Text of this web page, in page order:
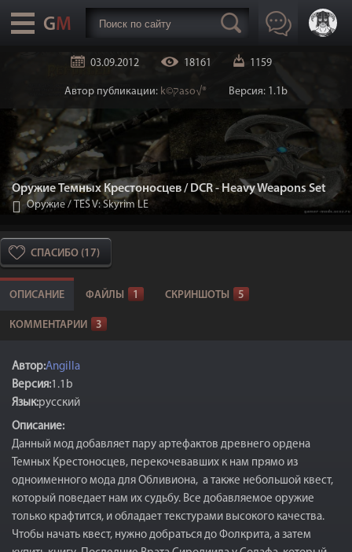
03.09.2012 18161 1159
Автор публикации: k©קaso√® Версия: 1.1b
Оружие Темных Крестоносцев / DCR - Heavy Weapons Set
Оружие/ TES V: Skyrim LE
СПАСИБО (17)
ОПИСАНИЕ ФАЙЛЫ 1 СКРИНШОТЫ 5
КОММЕНТАРИИ 3
Автор:Angilla
Версия:1.1b
Язык:русский
Описание:
Данный мод добавляет пару артефактов древнего ордена
Темных Крестоносцев, перекочевавших к нам прямо из
одноименного мода для Обливиона, а также небольшой квест,
который поведает нам их судьбу. Все добавляемое оружие
только крафтится, и обладает текстурами высокого качества.
Чтобы начать квест, нужно добраться до Фолкрита, а затем